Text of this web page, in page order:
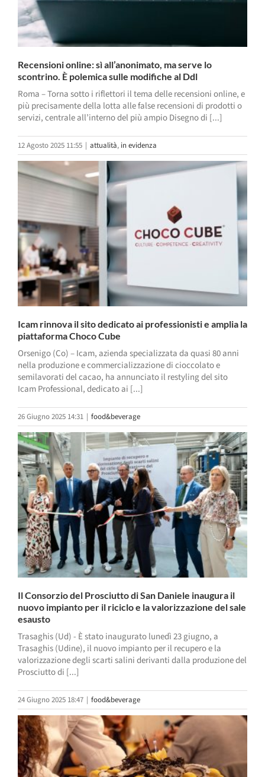
Recensioni online: sì all’anonimato, ma serve lo
scontrino. È polemica sulle modifiche al Ddl
Roma – Torna sotto i riflettori il tema delle recensioni online, e
più precisamente della lotta alle false recensioni di prodotti o
servizi, centrale all’interno del più ampio Disegno di [...]
12 Agosto 2025 11:55 | attualità, in evidenza
Icam rinnova il sito dedicato ai professionisti e amplia la
piattaforma Choco Cube
Orsenigo (Co) – Icam, azienda specializzata da quasi 80 anni
nella produzione e commercializzazione di cioccolato e
semilavorati del cacao, ha annunciato il restyling del sito
Icam Professional, dedicato ai [...]
26 Giugno 2025 14:31 | food&beverage
Il Consorzio del Prosciutto di San Daniele inaugura il
nuovo impianto per il riciclo e la valorizzazione del sale
esausto
Trasaghis (Ud) - È stato inaugurato lunedì 23 giugno, a
Trasaghis (Udine), il nuovo impianto per il recupero e la
valorizzazione degli scarti salini derivanti dalla produzione del
Prosciutto di [...]
24 Giugno 2025 18:47 | food&beverage